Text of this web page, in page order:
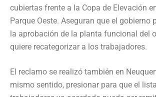
cubiertas frente a la Copa de Elevación
Parque Oeste. Aseguran que el gobierno
la aprobación de la planta funcional del
quiere recategorizar a los trabajadores.
El reclamo se realizó también en
mismo sentido, presionar para que el